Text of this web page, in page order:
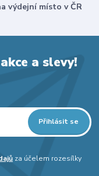
výdejní místo v ČR
a slevy!
Přihlásit se
za účelem rozesílky